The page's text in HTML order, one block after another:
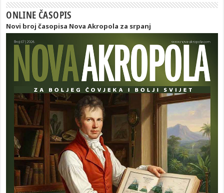
ONLINE ČASOPIS
Novi broj časopisa Nova Akropola za srpanj